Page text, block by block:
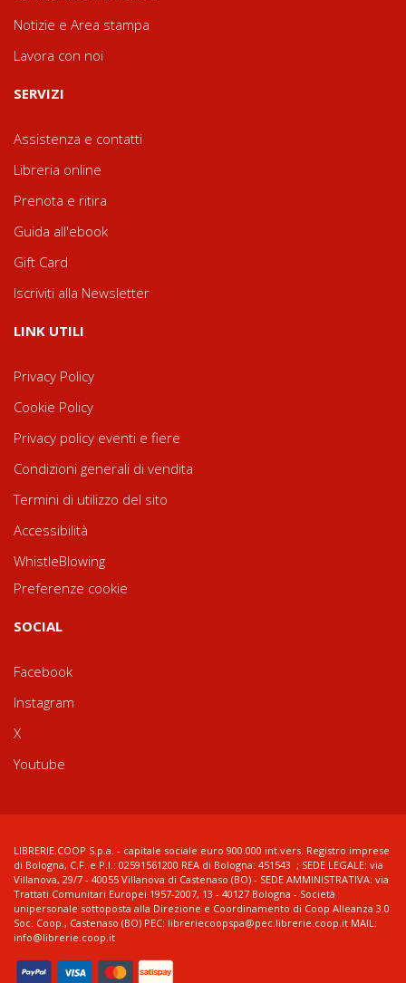
Notizie e Area stampa
Lavora con noi
SERVIZI
Assistenza e contatti
Libreria online
Prenota e ritira
Guida all'ebook
Gift Card
Iscriviti alla Newsletter
LINK UTILI
Privacy Policy
Cookie Policy
Privacy policy eventi e fiere
Condizioni generali di vendita
Termini di utilizzo del sito
Accessibilità
WhistleBlowing
Preferenze cookie
SOCIAL
Facebook
Instagram
X
Youtube
LIBRERIE.COOP S.p.a. - capitale sociale euro 900.000 int.vers. Registro imprese
di Bologna, C.F. e P.I.: 02591561200 REA di Bologna: 451543 ; SEDE LEGALE: via
Villanova, 29/7 - 40055 Villanova di Castenaso (BO) - SEDE AMMINISTRATIVA: via
Trattati Comunitari Europei 1957-2007, 13 - 40127 Bologna - Società
unipersonale sottoposta alla Direzione e Coordinamento di Coop Alleanza 3.0
Soc. Coop., Castenaso (BO) PEC: libreriecoopspa@pec.librerie.coop.it MAIL:
info@librerie.coop.it